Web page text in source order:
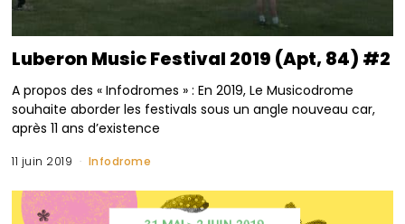
Luberon Music Festival 2019 (Apt, 84) #2
A propos des « Infodromes » : En 2019, Le Musicodrome
souhaite aborder les festivals sous un angle nouveau car,
après 11 ans d’existence
11 juin 2019 Infodrome